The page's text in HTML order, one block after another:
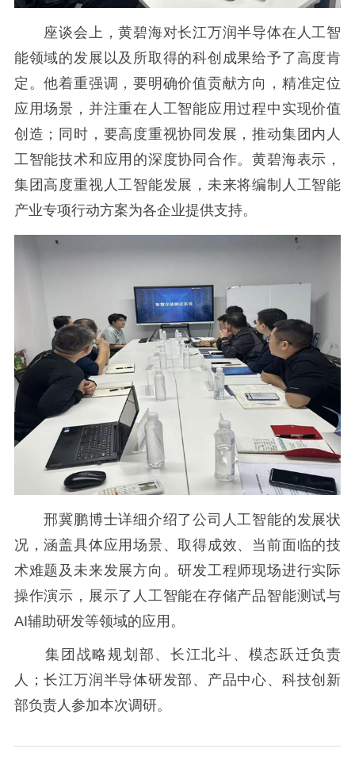
座谈会上，黄碧海对长江万润半导体在人工智
能领域的发展以及所取得的科创成果给予了高度肯
定。他着重强调，要明确价值贡献方向，精准定位
应用场景，并注重在人工智能应用过程中实现价值
创造；同时，要高度重视协同发展，推动集团内人
工智能技术和应用的深度协同合作。黄碧海表示，
集团高度重视人工智能发展，未来将编制人工智能
产业专项行动方案为各企业提供支持。
邢冀鹏博士详细介绍了公司人工智能的发展状
况，涵盖具体应用场景、取得成效、当前面临的技
术难题及未来发展方向。研发工程师现场进行实际
操作演示，展示了人工智能在存储产品智能测试与
AI辅助研发等领域的应用。
集团战略规划部、长江北斗、模态跃迁负责
人；长江万润半导体研发部、产品中心、科技创新
部负责人参加本次调研。